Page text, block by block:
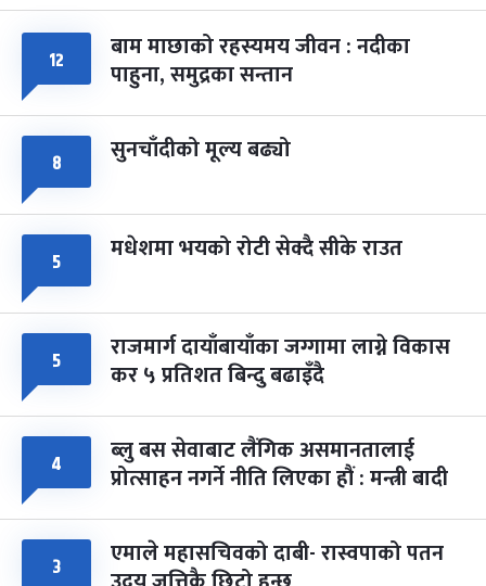
८ फागुपूर्णिमा
चैत्र ८, २०८३-Mar 22, 2027
७ महिना बाँकी
१२ बाम माछाको रहस्यमय जीवन : नदीका
पाहुना, समुद्रका सन्तान
८ सुनचाँदीको मूल्य बढ्यो
५ मधेशमा भयको रोटी सेक्दै सीके राउत
५ राजमार्ग दायाँबायाँका जग्गामा लाग्ने विकास
कर ५ प्रतिशत बिन्दु बढाइँदै
४ ब्लु बस सेवाबाट लैंगिक असमानतालाई
प्रोत्साहन नगर्ने नीति लिएका हौं : मन्त्री बादी
३ एमाले महासचिवको दाबी- रास्वपाको पतन